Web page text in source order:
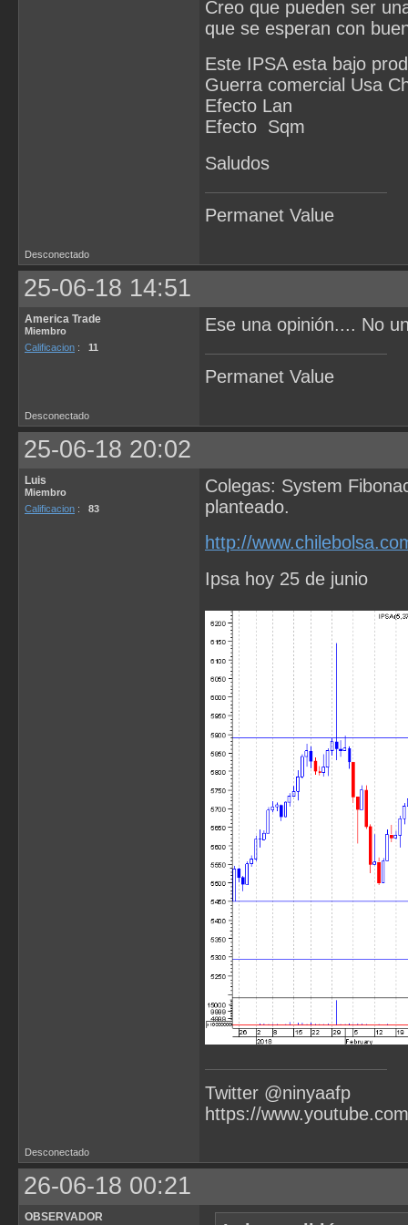
Creo que pueden ser
que se esperan con
Este IPSA esta bajo
Guerra comercial Usa
Efecto Lan
Efecto Sqm
Saludos
Permanet Value
Desconectado
25-06-18 14:51
America Trade
Miembro
Calificacion : 11
Ese una opinión.... No
Permanet Value
Desconectado
25-06-18 20:02
Luis
Miembro
Calificacion : 83
Colegas: System
planteado.
http://
Ipsa hoy 25 de junio
Twitter @ninyaafp
https://
Desconectado
26-06-18 00:21
OBSERVADOR